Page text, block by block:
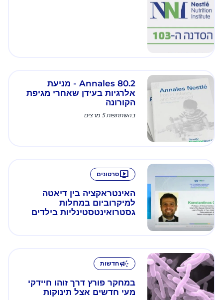
Annales 80.2 - מניעת
אלרגיות בעידן שאחרי מגיפת
הקורונה
בהשתתפות 5 מרצים
סרטונים
האינטראקציה בין דיאטה
למיקרוביום במחלות
גסטרואינטסטינליות בילדים
חדשות
במחקר פורץ דרך זוהו חיידקי
מעי חדשים אצל תינוקות